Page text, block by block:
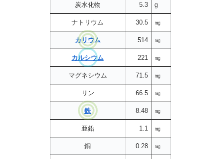
炭水化物 5.3 g
ナトリウム 30.5 ㎎
カリウム 514 ㎎
カルシウム 221 ㎎
マグネシウム 71.5 ㎎
リン 66.5 ㎎
鉄 8.48 ㎎
亜鉛 1.1 ㎎
銅 0.28 ㎎